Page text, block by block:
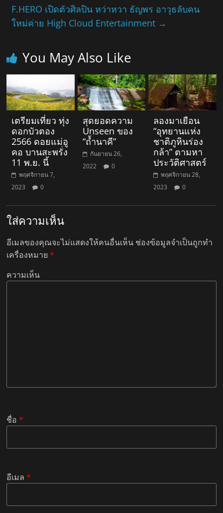
F.HERO เปิดตัวศิลปิน หว่าหวา ธัญพร อาวุธลับคน
ใหม่ค่าย High Cloud Entertainment →
You May Also Like
เตรียมเที่ยว ทุ่ง
ดอกบัวตอง
2566 ดอยแม่อู
คอ บานสะพรั่ง
11 พ.ย. นี้
พฤศจิกายน 7,
2023
0
สุดยอดความ
Unseen ของ
“ถ้ำนาคี”
กันยายน 26,
2022
0
ลองมาเยือน
“อุทยานแห่ง
ชาติภูหินร่อง
กล้า” ตามหา
ประวัติศาสตร์
พฤศจิกายน 28,
2023
0
ใส่ความเห็น
อีเมลของคุณจะไม่แสดงให้คนอื่นเห็น ช่องข้อมูลจำเป็นถูกทำ
เครื่องหมาย*
ความเห็น
ชื่อ*
อีเมล*